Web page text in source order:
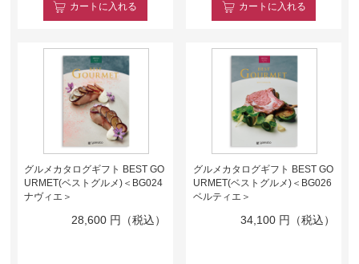
カート に入れる カート に入れる
グルメカタログギフト BEST GO
URMET(ベストグルメ)＜BG024
ナヴィエ＞
28,600 円（税込）
グルメカタログギフト BEST GO
URMET(ベストグルメ)＜BG026
ベルティエ＞
34,100 円（税込）